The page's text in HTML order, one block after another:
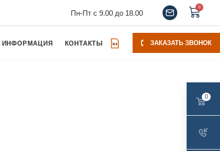
Пн-Пт с 9.00 до 18.00
0
ИНФОРМАЦИЯ КОНТАКТЫ ЗАКАЗАТЬ ЗВОНОК
0